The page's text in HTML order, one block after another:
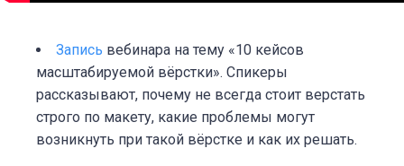
Запись вебинара на тему «10 кейсов
масштабируемой вёрстки». Спикеры
рассказывают, почему не всегда стоит верстать
строго по макету, какие проблемы могут
возникнуть при такой вёрстке и как их решать.